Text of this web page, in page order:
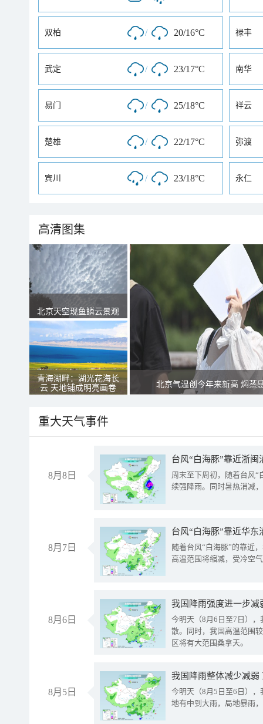
双柏 / 20/16°C 禄丰
武定 / 23/17°C 南华
易门 / 25/18°C 祥云
楚雄 / 22/17°C 弥渡
宾川 / 23/18°C 永仁
高清图集
北京天空现鱼鳞云景观
青海湖畔：湖光花海长
云 天地铺成明亮画卷
北京气温创今年来新高 焖蒸
重大天气事件
8月8日
台风“白海豚”靠近浙
周末至下周初，随着台风“
续强降雨。同时暑热消减
8月7日
台风“白海豚”靠近华
随着台风“白海豚”的靠近
高温范围将缩减，受冷空
8月6日
今明天（8月6日至7日）
散。同时，我国高温范围
区将有大范围桑拿天。
8月5日
我国降雨整体减少减弱
今明天（8月5日至6日）
地有中到大雨，局地暴雨